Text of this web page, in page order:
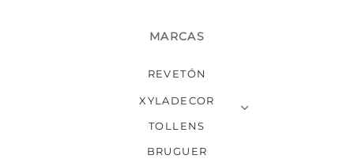
MARCAS
REVETÓN
XYLADECOR
TOLLENS
BRUGUER